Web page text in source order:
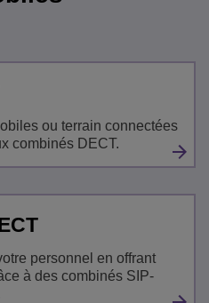
ou terrain connectées
combinés DECT.
personnel en offrant
à des combinés SIP-